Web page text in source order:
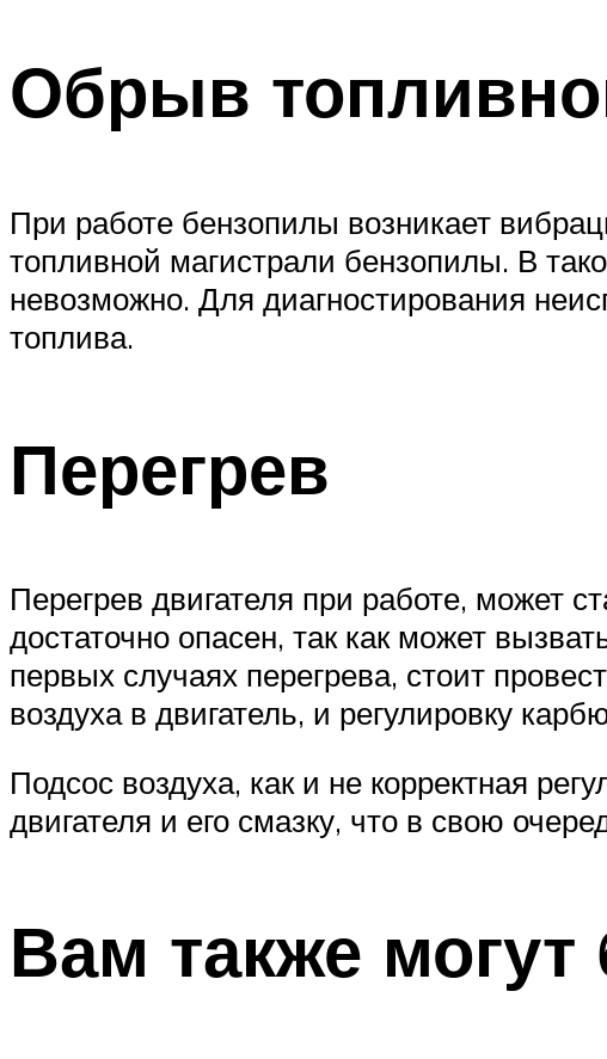
Обрыв
При работе бензопилы возникает
топливной магистрали бензопилы. В
невозможно. Для диагностирования
топлива.
Перегрев
Перегрев двигателя при работе, может
достаточно опасен, так как может
первых случаях перегрева, стоит
воздуха в двигатель, и регулировку
Подсос воздуха, как и не корректная
двигателя и его смазку, что в свою
Вам также